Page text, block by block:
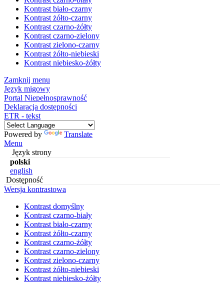
Kontrast biało-czarny
Kontrast żółto-czarny
Kontrast czarno-żółty
Kontrast czarno-zielony
Kontrast zielono-czarny
Kontrast żółto-niebieski
Kontrast niebiesko-żółty
Zamknij menu
Język migowy
Portal Niepełnosprawność
Deklaracja dostępności
ETR - tekst
Powered by
Translate
Menu
Język strony
polski
english
Dostępność
Wersja kontrastowa
Kontrast domyślny
Kontrast czarno-biały
Kontrast biało-czarny
Kontrast żółto-czarny
Kontrast czarno-żółty
Kontrast czarno-zielony
Kontrast zielono-czarny
Kontrast żółto-niebieski
Kontrast niebiesko-żółty